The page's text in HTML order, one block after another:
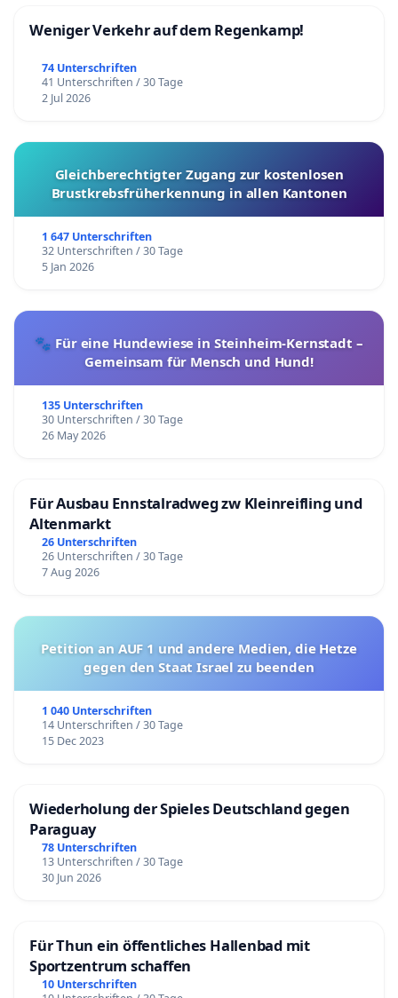
Weniger Verkehr auf dem Regenkamp!
74 Unterschriften
41 Unterschriften / 30 Tage
2 Jul 2026
Gleichberechtigter Zugang zur kostenlosen
Brustkrebsfrüherkennung in allen Kantonen
1 647 Unterschriften
32 Unterschriften / 30 Tage
5 Jan 2026
🐾 Für eine Hundewiese in Steinheim-Kernstadt –
Gemeinsam für Mensch und Hund!
135 Unterschriften
30 Unterschriften / 30 Tage
26 May 2026
Für Ausbau Ennstalradweg zw Kleinreifling und
Altenmarkt
26 Unterschriften
26 Unterschriften / 30 Tage
7 Aug 2026
Petition an AUF 1 und andere Medien, die Hetze
gegen den Staat Israel zu beenden
1 040 Unterschriften
14 Unterschriften / 30 Tage
15 Dec 2023
Wiederholung der Spieles Deutschland gegen
Paraguay
78 Unterschriften
13 Unterschriften / 30 Tage
30 Jun 2026
Für Thun ein öffentliches Hallenbad mit
Sportzentrum schaffen
10 Unterschriften